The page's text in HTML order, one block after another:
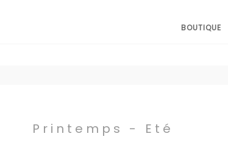
BOUTIQUE
Printemps - Eté